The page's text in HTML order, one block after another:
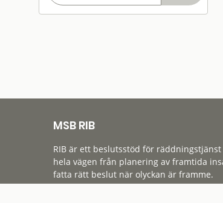
MSB RIB
RIB är ett beslutsstöd för räddningstjänst
hela vägen från planering av framtida
fatta rätt beslut när olyckan är framme.